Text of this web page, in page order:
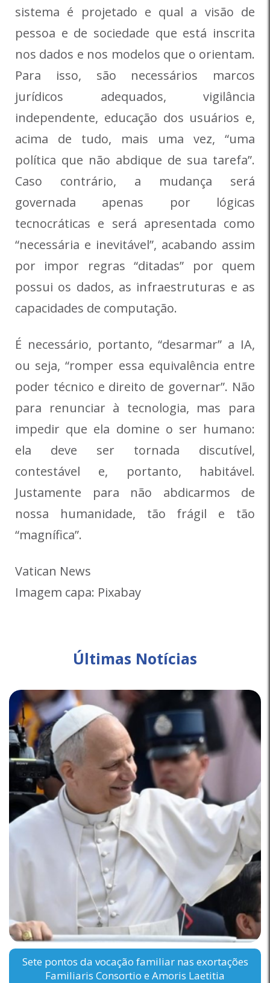
sistema é projetado e qual a visão de
pessoa e de sociedade que está inscrita
nos dados e nos modelos que o orientam.
Para isso, são necessários marcos
jurídicos adequados, vigilância
independente, educação dos usuários e,
acima de tudo, mais uma vez, “uma
política que não abdique de sua tarefa”.
Caso contrário, a mudança será
governada apenas por lógicas
tecnocráticas e será apresentada como
“necessária e inevitável”, acabando assim
por impor regras “ditadas” por quem
possui os dados, as infraestruturas e as
capacidades de computação.
É necessário, portanto, “desarmar” a IA,
ou seja, “romper essa equivalência entre
poder técnico e direito de governar”. Não
para renunciar à tecnologia, mas para
impedir que ela domine o ser humano:
ela deve ser tornada discutível,
contestável e, portanto, habitável.
Justamente para não abdicarmos de
nossa humanidade, tão frágil e tão
“magnífica”.
Vatican News
Imagem capa: Pixabay
Últimas Notícias
Sete pontos da vocação familiar nas exortações
Familiaris Consortio e Amoris Laetitia